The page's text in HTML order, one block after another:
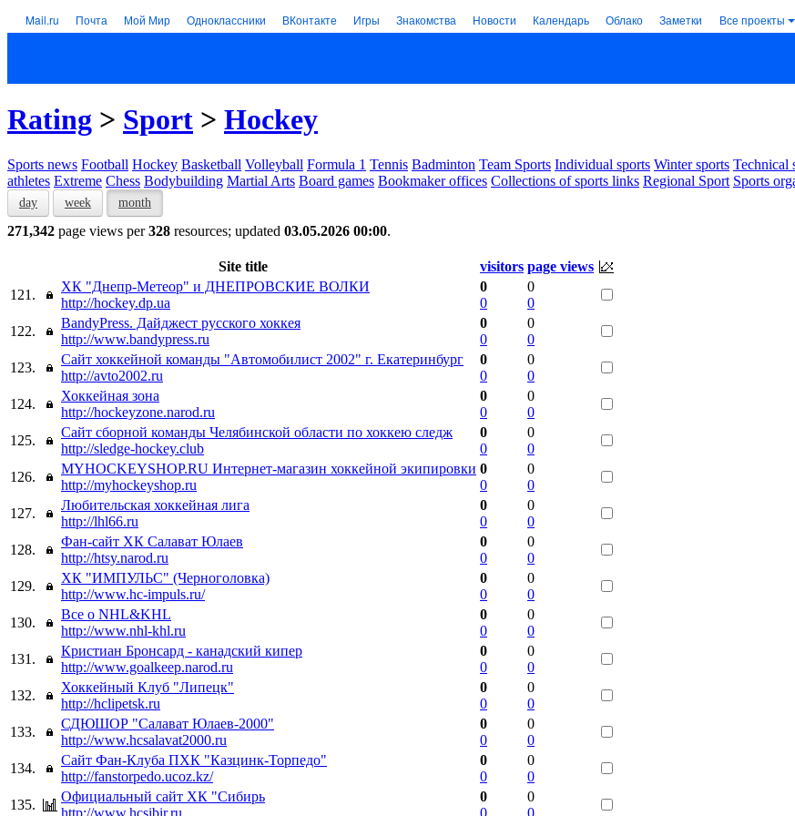
Mail.ru Почта Мой Мир Одноклассники ВКонтакте Игры Знакомства Новости Календарь Облако Заметки Все проекты
Rating > Sport > Hockey
Sports news Football Hockey Basketball Volleyball Formula 1 Tennis Badminton Team Sports Individual sports Winter sports Technical
athletes Extreme Chess Bodybuilding Martial Arts Board games Bookmaker offices Collections of sports links Regional Sport Sports
day week month
271,342 page views per328 resources; updated 03.05.2026 00:00.
Site title visitors page views
121.
ХК "Днепр-Метеор" и ДНЕПРОВСКИЕ ВОЛКИ
http://hockey.dp.ua
0
0
0
0
122.
BandyPress. Дайджест русского хоккея
http://www.bandypress.ru
0
0
0
0
123.
Сайт хоккейной команды "Автомобилист 2002" г. Екатеринбург
http://avto2002.ru
0
0
0
0
124.
Хоккейная зона
http://hockeyzone.narod.ru
0
0
0
0
125.
Сайт сборной команды Челябинской области по хоккею следж
http://sledge-hockey.club
0
0
0
0
126.
MYHOCKEYSHOP.RU Интернет-магазин хоккейной экипировки
http://myhockeyshop.ru
0
0
0
0
127.
Любительская хоккейная лига
http://lhl66.ru
0
0
0
0
128.
Фан-сайт ХК Салават Юлаев
http://htsy.narod.ru
0
0
0
0
129.
ХК "ИМПУЛЬС" (Черноголовка)
http://www.hc-impuls.ru/
0
0
0
0
130.
Все о NHL&KHL
http://www.nhl-khl.ru
0
0
0
0
131.
Кристиан Бронсард - канадский кипер
http://www.goalkeep.narod.ru
0
0
0
0
132.
Хоккейный Клуб "Липецк"
http://hclipetsk.ru
0
0
0
0
133.
СДЮШОР "Салават Юлаев-2000"
http://www.hcsalavat2000.ru
0
0
0
0
134.
Сайт Фан-Клуба ПХК "Казцинк-Торпедо"
http://fanstorpedo.ucoz.kz/
0
0
0
0
135.
Официальный сайт ХК "Сибирь
http://www.hcsibir.ru
0
0
0
0